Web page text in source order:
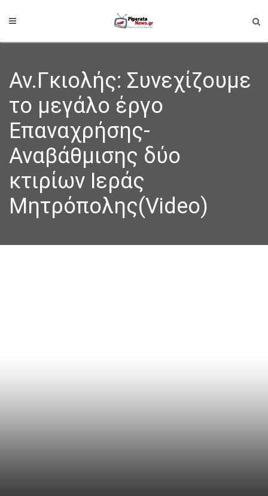
Αν.Γκιολής: Συνεχίζουμε
το μεγάλο έργο
Επαναχρήσης-
Αναβάθμισης δύο
κτιρίων Ιεράς
Μητρόπολης(Video)